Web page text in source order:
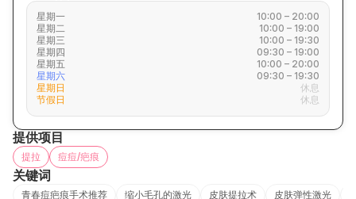
星期一
10:00 – 20:00
星期二
10:00 – 19:00
星期三
10:00 – 19:30
星期四
09:30 – 19:00
星期五
10:00 – 20:00
星期六
09:30 – 19:30
星期日
休息
节假日
休息
提供项目
提拉 痘痘/疤痕
关键词
青春痘疤痕手术推荐 缩小毛孔的激光 皮肤提拉术 皮肤弹性激光